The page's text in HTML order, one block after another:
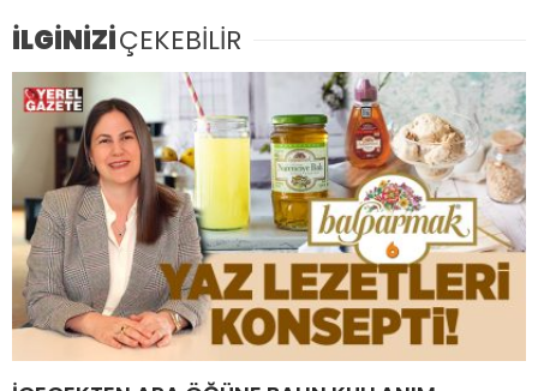
İLGİNİZİÇEKEBİLİR